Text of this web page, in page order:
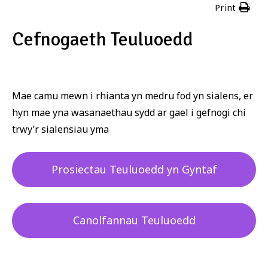
Print
Cefnogaeth Teuluoedd
Mae camu mewn i rhianta yn medru fod yn sialens, er
hyn mae yna wasanaethau sydd ar gael i gefnogi chi
trwy’r sialensiau yma
Prosiectau Teuluoedd yn Gyntaf
Canolfannau Teuluoedd